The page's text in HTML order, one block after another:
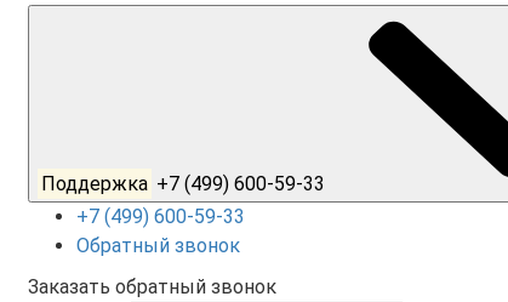
Поддержка +7 (499) 600-59-33
+7 (499) 600-59-33
Обратный звонок
Заказать обратный звонок